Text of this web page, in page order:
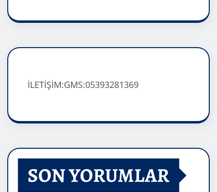
İLETİŞİM:GMS:05393281369
SON YORUMLAR